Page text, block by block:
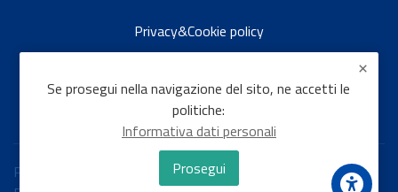
Privacy&Cookie policy
Politiche
Se prosegui nella navigazione del sito, ne accetti le
politiche:
Informativa dati personali
Prosegui